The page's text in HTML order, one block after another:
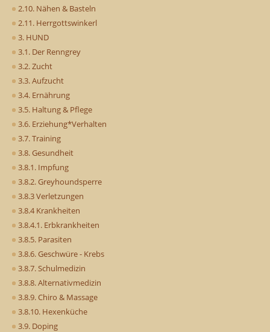
2.10. Nähen & Basteln
2.11. Herrgottswinkerl
3. HUND
3.1. Der Renngrey
3.2. Zucht
3.3. Aufzucht
3.4. Ernährung
3.5. Haltung & Pflege
3.6. Erziehung*Verhalten
3.7. Training
3.8. Gesundheit
3.8.1. Impfung
3.8.2. Greyhoundsperre
3.8.3 Verletzungen
3.8.4 Krankheiten
3.8.4.1. Erbkrankheiten
3.8.5. Parasiten
3.8.6. Geschwüre - Krebs
3.8.7. Schulmedizin
3.8.8. Alternativmedizin
3.8.9. Chiro & Massage
3.8.10. Hexenküche
3.9. Doping